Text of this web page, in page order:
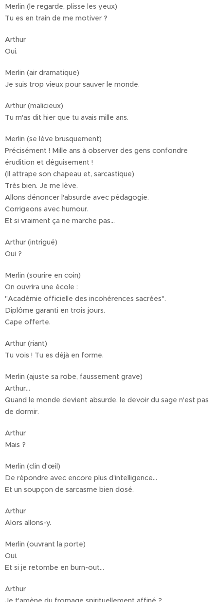
Merlin (le regarde, plisse les yeux)
Tu es en train de me motiver ?
Arthur
Oui.
Merlin (air dramatique)
Je suis trop vieux pour sauver le monde.
Arthur (malicieux)
Tu m'as dit hier que tu avais mille ans.
Merlin (se lève brusquement)
Précisément ! Mille ans à observer des gens confondre
érudition et déguisement !
(Il attrape son chapeau et, sarcastique)
Très bien. Je me lève.
Allons dénoncer l'absurde avec pédagogie.
Corrigeons avec humour.
Et si vraiment ça ne marche pas…
Arthur (intrigué)
Oui ?
Merlin (sourire en coin)
On ouvrira une école :
"Académie officielle des incohérences sacrées".
Diplôme garanti en trois jours.
Cape offerte.
Arthur (riant)
Tu vois ! Tu es déjà en forme.
Merlin (ajuste sa robe, faussement grave)
Arthur…
Quand le monde devient absurde, le devoir du sage n'est pas
de dormir.
Arthur
Mais ?
Merlin (clin d'œil)
De répondre avec encore plus d'intelligence…
Et un soupçon de sarcasme bien dosé.
Arthur
Alors allons-y.
Merlin (ouvrant la porte)
Oui.
Et si je retombe en burn-out…
Arthur